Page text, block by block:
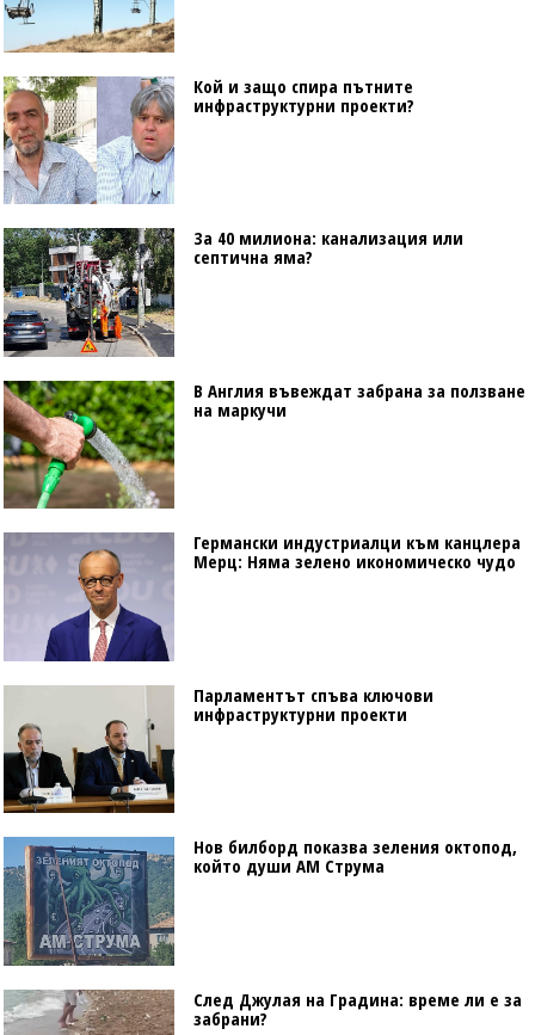
Кой и защо спира пътните
инфраструктурни проекти?
За 40 милиона: канализация или
септична яма?
В Англия въвеждат забрана за ползване
на маркучи
Германски индустриалци към канцлера
Мерц: Няма зелено икономическо чудо
Парламентът спъва ключови
инфраструктурни проекти
Нов билборд показва зеления октопод,
който души АМ Струма
След Джулая на Градина: време ли е за
забрани?